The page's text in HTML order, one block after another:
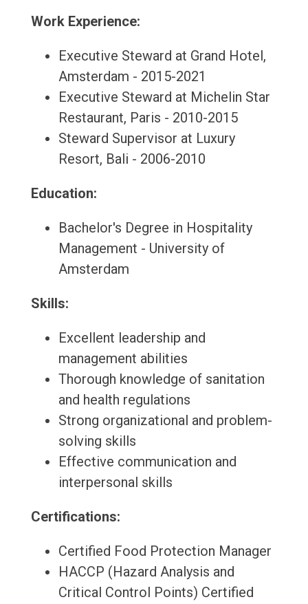
Work Experience:
Executive Steward at Grand Hotel,
Amsterdam - 2015-2021
Executive Steward at Michelin Star
Restaurant, Paris - 2010-2015
Steward Supervisor at Luxury
Resort, Bali - 2006-2010
Education:
Bachelor's Degree in Hospitality
Management - University of
Amsterdam
Skills:
Excellent leadership and
management abilities
Thorough knowledge of sanitation
and health regulations
Strong organizational and problem-
solving skills
Effective communication and
interpersonal skills
Certifications:
Certified Food Protection Manager
HACCP (Hazard Analysis and
Critical Control Points) Certified